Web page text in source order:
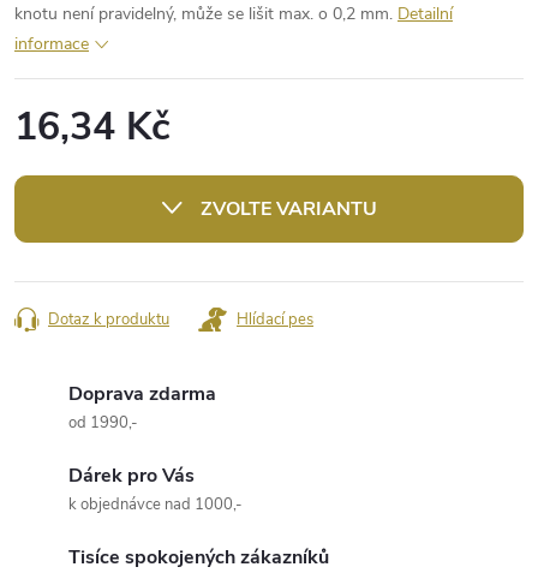
knotu není pravidelný, může se lišit max. o 0,2 mm. Detailní
informace
16,34 Kč
cena:
ZVOLTE VARIANTU
Dotaz k produktu Hlídací pes
Doprava zdarma
od 1990,-
Dárek pro Vás
k objednávce nad 1000,-
Tisíce spokojených zákazníků